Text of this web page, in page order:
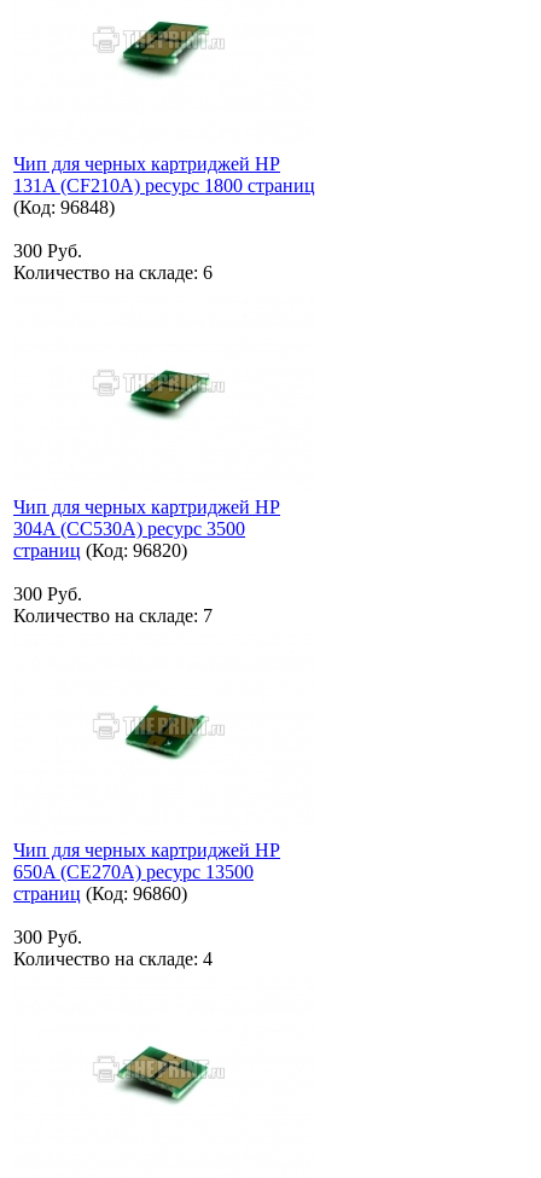
Чип для черных картриджей HP
131A (CF210A) ресурс 1800 страниц
(Код: 96848)
300 Руб.
Количество на складе: 6
Чип для черных картриджей HP
304A (CC530A) ресурс 3500
страниц (Код: 96820)
300 Руб.
Количество на складе: 7
Чип для черных картриджей HP
650A (CE270A) ресурс 13500
страниц (Код: 96860)
300 Руб.
Количество на складе: 4